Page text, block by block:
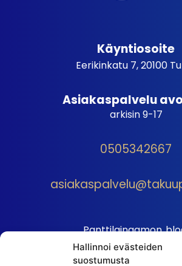
Hallinnoi evästeiden
suostumusta
Käyntiosoite
Eerikinkatu 7, 20100
Asiakaspalvelu
arkisin 9-17
0505342667
Panttilainaamon
Palveluhinnasto